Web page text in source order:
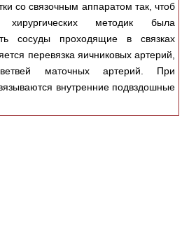
и неотложной помощи
и инструментальных
со связочным аппаратом так, чтоб
хирургических методик была
сосуды проходящие в связках
перевязка яичниковых артерий,
маточных артерий. При
внутренние подвздошные